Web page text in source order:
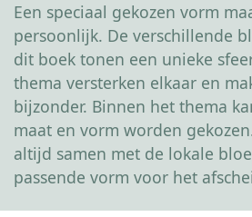
Een speciaal gekozen vorm
persoonlijk. De verschillende
dit boek tonen een unieke
thema versterken elkaar en
bijzonder. Binnen het thema
maat en vorm worden
altijd samen met de lokale
passende vorm voor het